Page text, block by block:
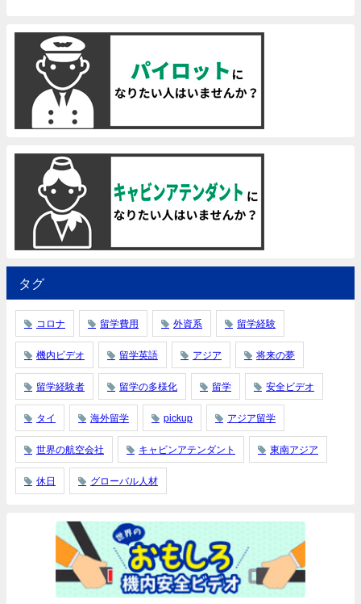
タグ
コロナ 留学費用 外資系 留学経験
機内ビデオ 留学英語 アジア 将来の夢
留学経験者 留学の多様化 留学 安全ビデオ
タイ 海外留学 pickup アジア留学
世界の航空会社 キャビンアテンダント 東南アジア
休日 グローバル人材